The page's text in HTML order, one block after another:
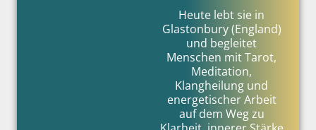
Heute lebt sie in
Glastonbury (England)
und begleitet
Menschen mit Tarot,
Meditation,
Klangheilung und
energetischer Arbeit
auf dem Weg zu